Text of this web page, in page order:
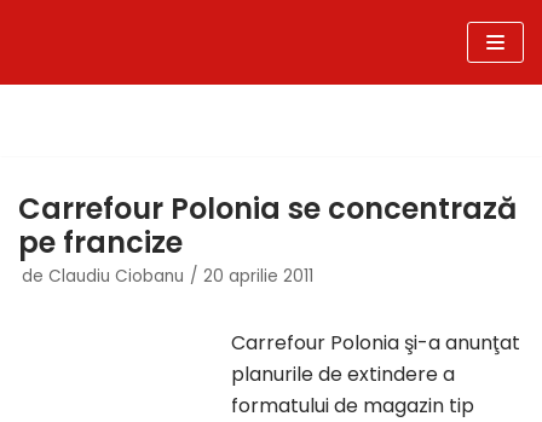
Carrefour Polonia se concentrază
pe francize
de Claudiu Ciobanu 20 aprilie 2011
Carrefour Polonia şi-a anunţat
planurile de extindere a
formatului de magazin tip